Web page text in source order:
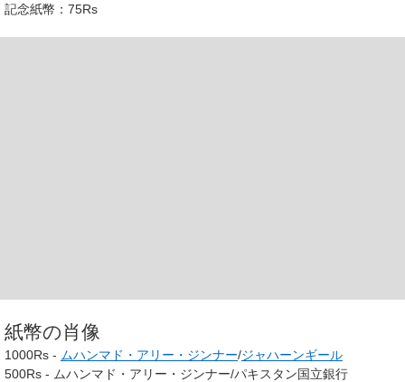
記念紙幣：75Rs
紙幣の肖像
1000Rs - ムハンマド・アリー・ジンナー/ジャハーンギール
500Rs - ムハンマド・アリー・ジンナー/パキスタン国立銀行